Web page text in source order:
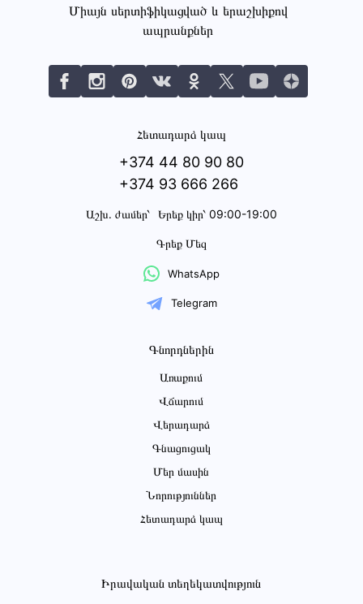
Միայն սերտիֆիկացված և երաշխիքով
ապրանքներ
Հետադարձ կապ
+374 44 80 90 80
+374 93 666 266
Աշխ․ ժամեր՝ Երեք կիր՝ 09:00-19:00
Գրեք Մեզ
WhatsApp
Telegram
Գնորդներին
Առաքում
Վճարում
Վերադարձ
Գնացուցակ
Մեր մասին
Նորություններ
Հետադարձ կապ
Իրավական տեղեկատվություն